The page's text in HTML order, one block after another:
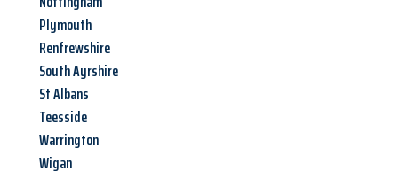
Plymouth
Renfrewshire
South Ayrshire
St Albans
Teesside
Warrington
Wigan